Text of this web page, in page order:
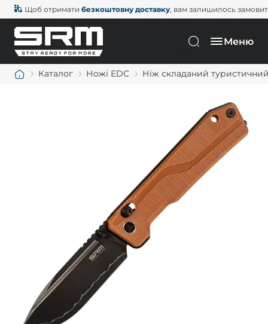
Щоб отримати безкоштовну доставку, вам залишилось
Меню
Каталог Ножі EDC Ніж складаний